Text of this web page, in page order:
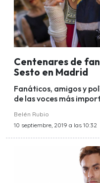
Centenares de
Sesto en Madrid
Fanáticos, amigos y
de las voces más
Belén Rubio
10 septiembre, 2019 a las 10:32